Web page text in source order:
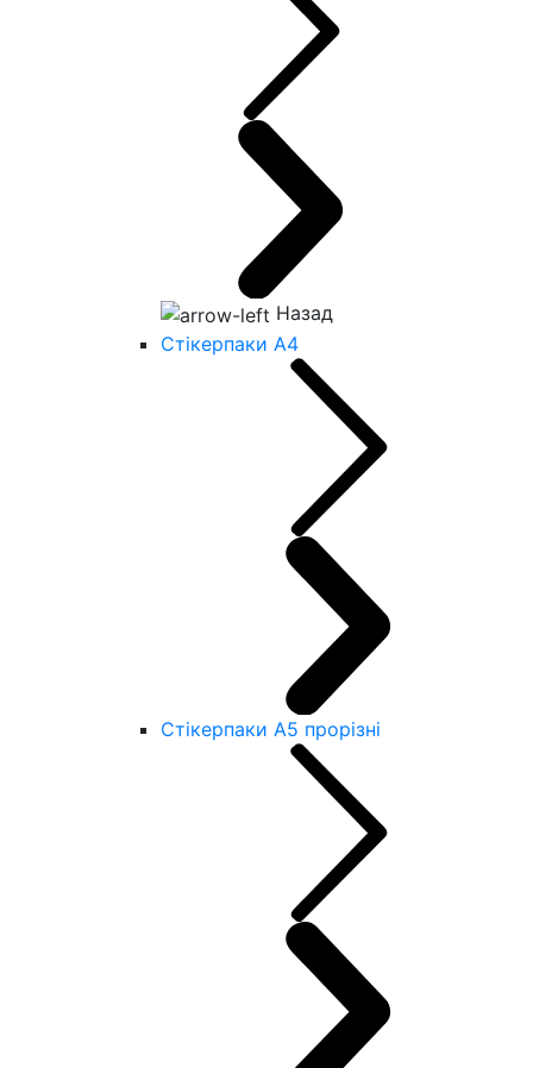
Назад
Стікерпаки А4
Стікерпаки А5 прорізні